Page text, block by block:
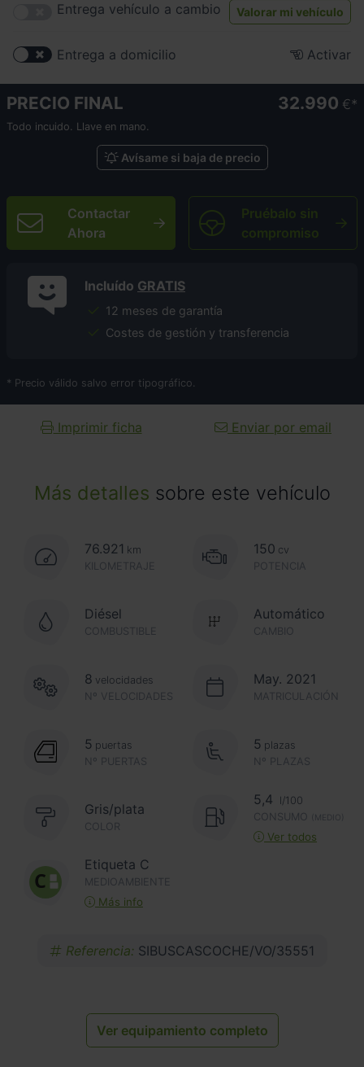
Más detalles sobre este vehículo
76.921 km
KILOMETRAJE
150 cv
POTENCIA
Diésel
COMBUSTIBLE CAMBIO
Automático
Nº VELOCIDADES
8 velocidades May. 2021
MATRICULACIÓN
Nº PUERTAS
5 puertas
Nº PLAZAS
5 plazas
Gris/plata
COLOR
5,4
l/100
CONSUMO
(MEDIO)
Ver todos
Etiqueta C
MEDIOAMBIENTE
Más info
Referencia: SIBUSCASCOCHE/VO/35551
Ver equipamiento completo
Entrega vehículo a cambio Valorar mi vehículo
Entrega a domicilio Activar
PRECIO FINAL 32.990 €
Todo incuido. Llave en mano.
Avísame si baja de precio
Contactar
Ahora
Pruébalo sin
compromiso
Incluído GRATIS
12 meses de garantía
Costes de gestión y transferencia
* Precio válido salvo error tipográfico.
Imprimir ficha Enviar por email